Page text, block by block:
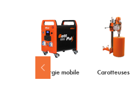
Energie mobile Carotteuses